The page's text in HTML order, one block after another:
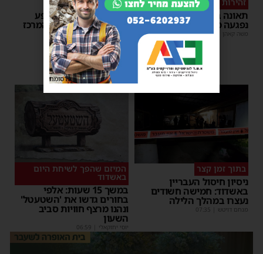
תאונה באשדוד: הולכת רגל
נפגעה מרכב חולף
משה קאהן 12:22
הצלחה מסחררת למופע
סיום בין הזמנים של 'המרכז
למורשת' ו'מהות'
משה קאהן |
09:34
בתוך זמן קצר
ניסיון חיסול העבריין
באשדוד: חמישה חשודים
נעצרו במהלך הלילה
מנחם דויטש 07:35
המיזם שהפך לשיחת היום
באשדוד
במשך 15 שעות: אלפי
בחורים גדשו את 'השטעטל'
ונהנו מרצף חוויות סביב
השעון
יוסי יחזקאלי 06:59
פרסומת